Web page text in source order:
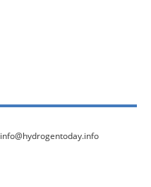
info@hydrogentoday.info